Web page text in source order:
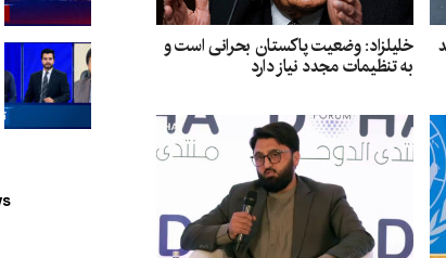
خلیلزاد: وضعیت پاکستان بحرانی است و
به تنظیمات مجدد نیاز دارد